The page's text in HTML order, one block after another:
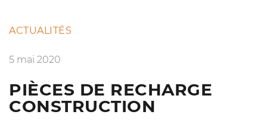
ACTUALITÉS
5 mai 2020
PIÈCES DE RECHARGE
CONSTRUCTION